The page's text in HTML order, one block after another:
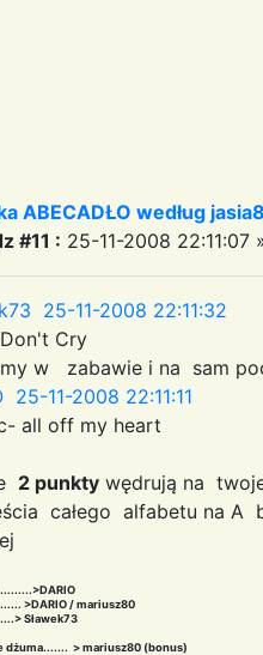
ABECADŁO według
#11 : 25-11-2008 22:11:07
25-11-2008 22:11:32
Cry
w zabawie i na sam
25-11-2008 22:11:11
all off my heart
2 punkty wędrują na
całego alfabetu na
>DARIO / mariusz80
Sławek73
dżuma....... > mariusz80 (bonus)